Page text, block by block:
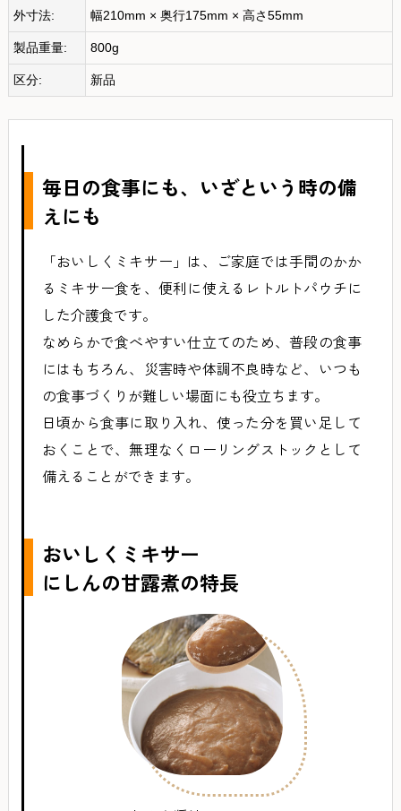
外寸法: 幅210mm × 奥行175mm × 高さ55mm
製品重量: 800g
区分: 新品
毎日の食事にも、いざという時の備
えにも
「おいしくミキサー」は、ご家庭では手間のかか
るミキサー食を、便利に使えるレトルトパウチに
した介護食です。
なめらかで食べやすい仕立てのため、普段の食事
にはもちろん、災害時や体調不良時など、いつも
の食事づくりが難しい場面にも役立ちます。
日頃から食事に取り入れ、使った分を買い足して
おくことで、無理なくローリングストックとして
備えることができます。
おいしくミキサー
にしんの甘露煮の特長